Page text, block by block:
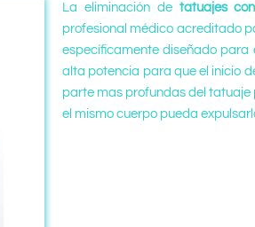
La eliminación de tatuajes
profesional médico acreditado
específicamente diseñado para
alta potencia para que el inicio
parte mas profundas del
el mismo cuerpo pueda